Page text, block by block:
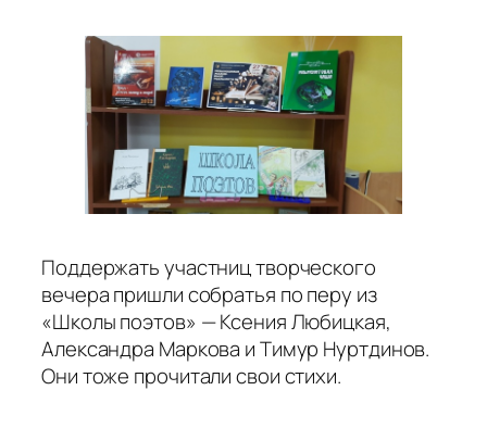
Поддержать участниц творческого
вечера пришли собратья по перу из
«Школы поэтов» — Ксения Любицкая,
Александра Маркова и Тимур Нуртдинов.
Они тоже прочитали свои стихи.